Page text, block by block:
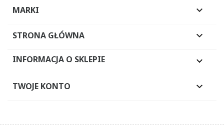
MARKI 
STRONA GŁÓWNA 
INFORMACJA O SKLEPIE 
TWOJE KONTO 